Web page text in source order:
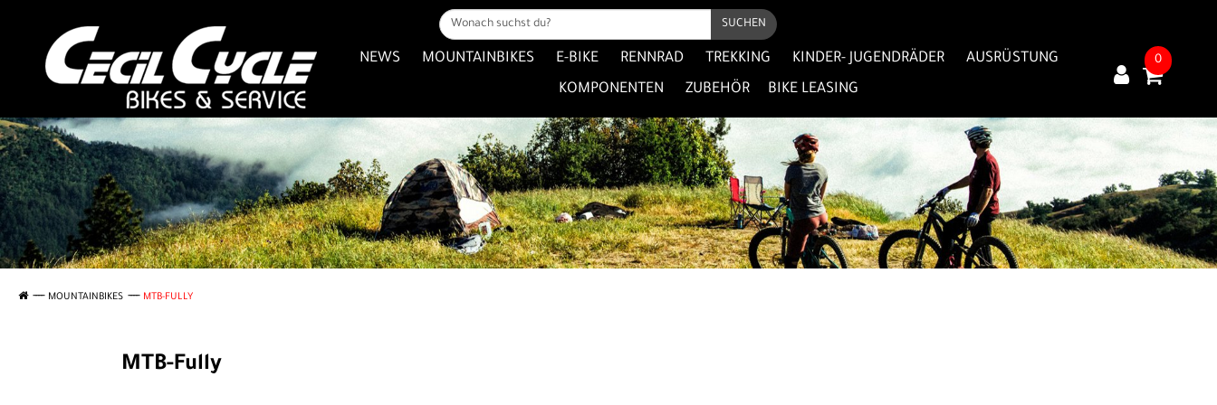
SUCHEN
NEWS MOUNTAINBIKES E-BIKE RENNRAD TREKKING KINDER- JUGENDRÄDER
AUSRÜSTUNG
KOMPONENTEN
ZUBEHÖR BIKE LEASING
0
MOUNTAINBIKES MTB-FULLY
MTB-Fully